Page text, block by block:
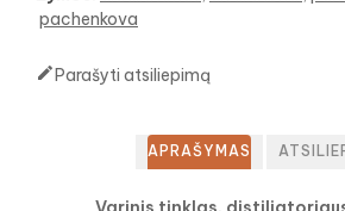
pachenkova
Parašyti atsiliepimą
APRAŠYMAS